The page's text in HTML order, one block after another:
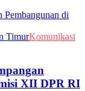
TimurKomunikasi
XII DPR RI